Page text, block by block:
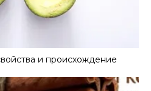
и происхождение